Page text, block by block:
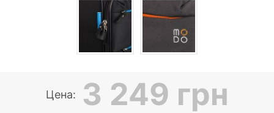
Цена: 3 249 грн